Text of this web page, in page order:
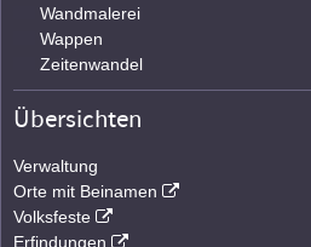
Wandmalerei
Wappen
Zeitenwandel
Übersichten
Verwaltung
Orte mit Beinamen
Volksfeste
Erfindungen